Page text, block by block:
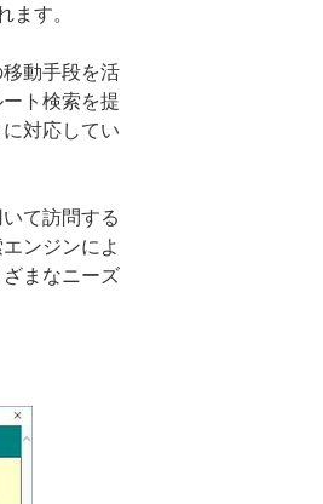
す。
動手段を活
ト検索を提
対応してい
て訪問する
ンジンによ
まなニーズ